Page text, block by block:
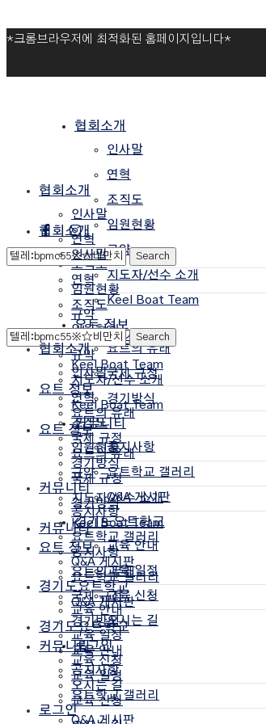
*크롬브라우저에 최적화된 홈페이지입니다*
협회소개
인사말
연혁
조직도
임원현황
규약
지도자/선수 소개
Keel Boat Team
요트 정보
요트의 유래
국제 규정
경기방식
커뮤니티
공지사항
요트학교 갤러리
Q&A 게시판
경기도요트학교
교육 안내
교육 일정
교육 신청
오시는 길
로그인
협회소개
인사말
연혁
조직도
임원현황
규약
지도자/선수 소개
Keel Boat Team
요트 정보
요트의 유래
국제 규정
경기방식
커뮤니티
공지사항
요트학교 갤러리
Q&A 게시판
경기도요트학교
교육 안내
교육 일정
교육 신청
오시는 길
로그인
협회소개
인사말
연혁
조직도
임원현황
규약
지도자/선수 소개
Keel Boat Team
요트 정보
요트의 유래
국제 규정
경기방식
커뮤니티
공지사항
요트학교 갤러리
Q&A 게시판
경기도요트학교
교육 안내
교육 일정
교육 신청
협회소개
인사말
연혁
조직도
임원현황
규약
지도자/선수 소개
Keel Boat Team
요트 정보
요트의 유래
국제 규정
경기방식
커뮤니티
공지사항
요트학교 갤러리
Q&A 게시판